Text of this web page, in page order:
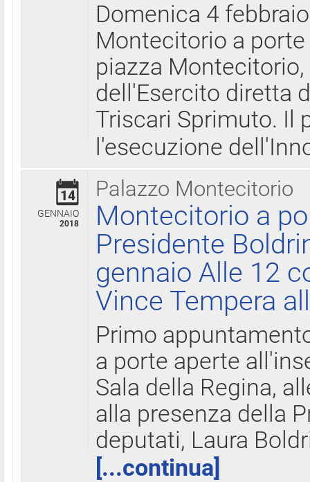
Domenica 4
Montecitorio a
piazza
dell'Esercito diretta
Triscari Sprimuto. Il
l'esecuzione
Palazzo Montecitorio
14
GENNAIO
2018
Montecitorio a
Presidente
gennaio Alle 12
Vince Tempera
Primo
a porte aperte
Sala della Regina,
alla presenza della
deputati, Laura
[...continua]